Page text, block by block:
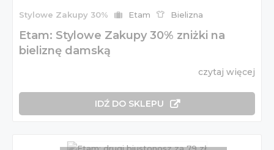
Stylowe Zakupy 30% Etam Bielizna
Etam: Stylowe Zakupy 30% zniżki na
bieliznę damską
czytaj więcej
IDŹ DO SKLEPU